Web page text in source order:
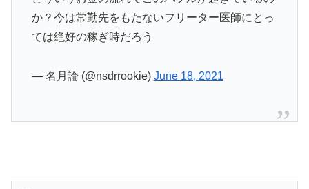
か？今は常勤先をもたないフリーター医師にとっ
ては絶好の稼ぎ時だろう
— 名月論 (@nsdrrookie) June 18, 2021